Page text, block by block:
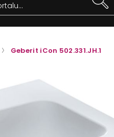
Geberit iCon 502.331.JH.1